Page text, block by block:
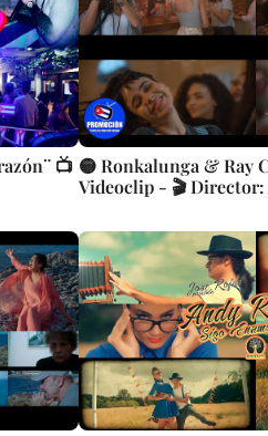
📺 🟡 Ronkalunga & Ray
Videoclip - 🎬